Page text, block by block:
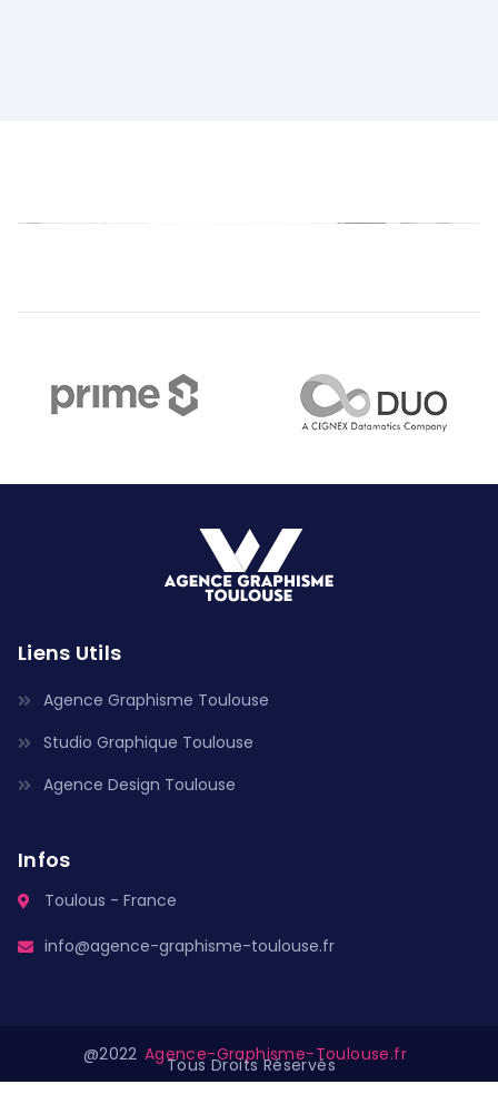
Liens Utils
Agence Graphisme Toulouse
Studio Graphique Toulouse
Agence Design Toulouse
Infos
Toulous - France
info@agence-graphisme-toulouse.fr
@2022 Agence-Graphisme-Toulouse.fr
Tous Droits Réservés